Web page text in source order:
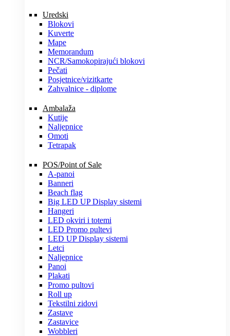
Uredski
Blokovi
Kuverte
Mape
Memorandum
NCR/Samokopirajući blokovi
Pečati
Posjetnice/vizitkarte
Zahvalnice - diplome
Ambalaža
Kutije
Naljepnice
Omoti
Tetrapak
POS/Point of Sale
A-panoi
Banneri
Beach flag
Big LED UP Display sistemi
Hangeri
LED okviri i totemi
LED Promo pultevi
LED UP Display sistemi
Letci
Naljepnice
Panoi
Plakati
Promo pultovi
Roll up
Tekstilni zidovi
Zastave
Zastavice
Wobbleri